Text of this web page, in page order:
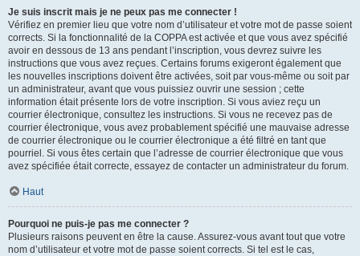
Je suis inscrit mais je ne peux pas me connecter !
Vérifiez en premier lieu que votre nom d’utilisateur et votre mot de passe soient
corrects. Si la fonctionnalité de la COPPA est activée et que vous avez spécifié
avoir en dessous de 13 ans pendant l’inscription, vous devrez suivre les
instructions que vous avez reçues. Certains forums exigeront également que
les nouvelles inscriptions doivent être activées, soit par vous-même ou soit par
un administrateur, avant que vous puissiez ouvrir une session ; cette
information était présente lors de votre inscription. Si vous aviez reçu un
courrier électronique, consultez les instructions. Si vous ne recevez pas de
courrier électronique, vous avez probablement spécifié une mauvaise adresse
de courrier électronique ou le courrier électronique a été filtré en tant que
pourriel. Si vous êtes certain que l’adresse de courrier électronique que vous
avez spécifiée était correcte, essayez de contacter un administrateur du forum.
Haut
Pourquoi ne puis-je pas me connecter ?
Plusieurs raisons peuvent en être la cause. Assurez-vous avant tout que votre
nom d’utilisateur et votre mot de passe soient corrects. Si tel est le cas,